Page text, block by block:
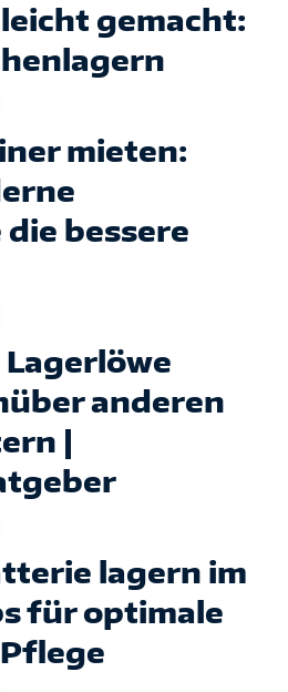
gemacht:
mieten:
bessere
anderen
|
lagern im
für optimale